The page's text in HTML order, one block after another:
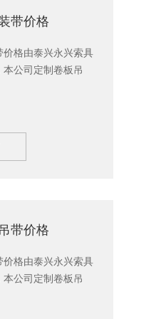
客户、来函洽谈订
带价格
价格由泰兴永兴索具
公司定制卷板吊
供应，欢迎新老顾客
带价格
价格由泰兴永兴索具
公司定制卷板吊
供应，欢迎新老顾客